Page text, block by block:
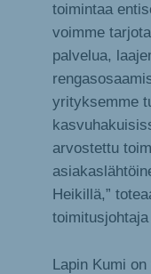
toimintaa
voimme
palvelua,
yrityksemme
arvostettu
Heikillä,”
Lapin Kumi